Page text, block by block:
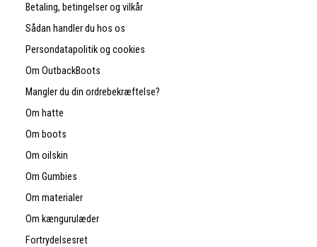
Betaling, betingelser og vilkår
Sådan handler du hos os
Persondatapolitik og cookies
Om OutbackBoots
Mangler du din ordrebekræftelse?
Om hatte
Om boots
Om oilskin
Om Gumbies
Om materialer
Om kængurulæder
Fortrydelsesret